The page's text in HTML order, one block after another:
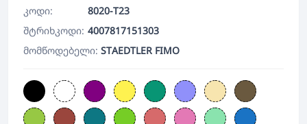
კოდი:
8020-T23
შტრიხკოდი: 4007817151303
მომწოდებელი: STAEDTLER FIMO